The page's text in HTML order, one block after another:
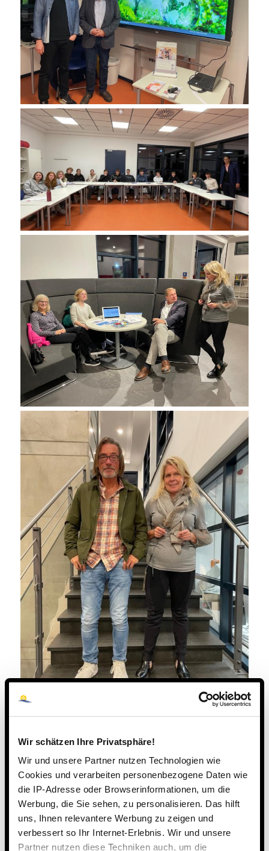
Wir schätzen Ihre Privatsphäre!
Wir und unsere Partner nutzen Technologien wie
Cookies und verarbeiten personenbezogene Daten wie
die IP-Adresse oder Browserinformationen, um die
Werbung, die Sie sehen, zu personalisieren. Das hilft
uns, Ihnen relevantere Werbung zu zeigen und
verbessert so Ihr Internet-Erlebnis. Wir und unsere
Partner nutzen diese Techniken auch, um die